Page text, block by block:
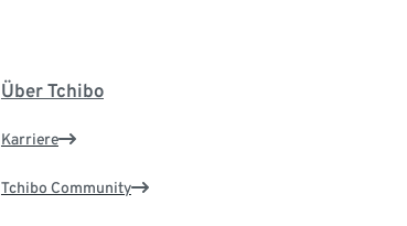
Über Tchibo
Karriere
Tchibo Community